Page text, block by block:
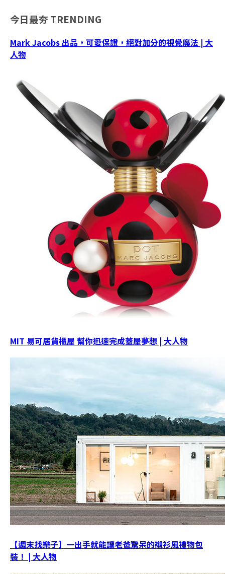
今日最夯 TRENDING
Mark Jacobs 出品，可愛保證，絕對加分的視覺魔法 | 大
人物
MIT 易可居貨櫃屋 幫你迅速完成蓋屋夢想 | 大人物
【週末找樂子】一出手就能讓老爸驚呆的襯衫風禮物包
裝！ | 大人物